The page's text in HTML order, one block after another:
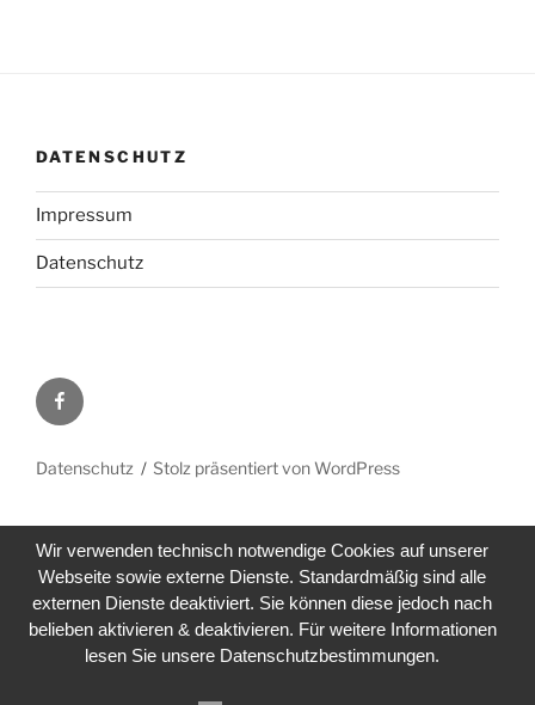
DATENSCHUTZ
Impressum
Datenschutz
Facebook
Datenschutz Stolz präsentiert von WordPress
Wir verwenden technisch notwendige Cookies auf unserer
Webseite sowie externe Dienste. Standardmäßig sind alle
externen Dienste deaktiviert. Sie können diese jedoch nach
belieben aktivieren & deaktivieren. Für weitere Informationen
lesen Sie unsere Datenschutzbestimmungen.